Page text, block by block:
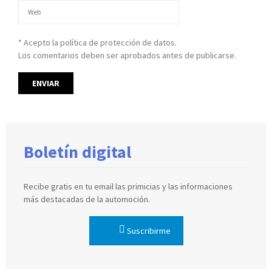
* Acepto la política de protección de datos.
Los comentarios deben ser aprobados antes de publicarse.
Boletín digital
Recibe gratis en tu email las primicias y las informaciones
más destacadas de la automoción.
Suscribirme